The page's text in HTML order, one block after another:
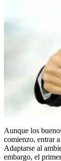
Aunque los
comienzo, entrar
Adaptarse al
embargo, el